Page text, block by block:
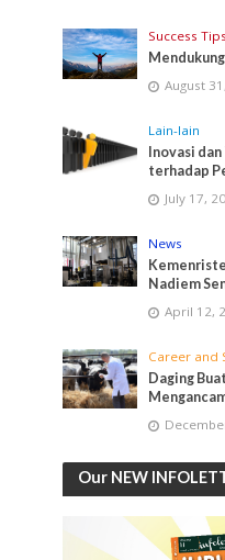
Success Tips
August
Lain-lain
Inovasi
terhadap
July 17,
News
Nadiem
April 12,
Career and
Daging
Our NEW